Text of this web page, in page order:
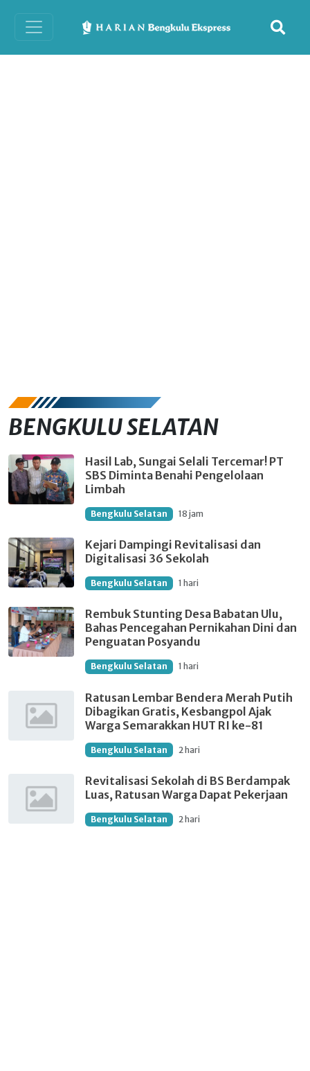
BENGKULU SELATAN
Hasil Lab, Sungai Selali Tercemar! PT
SBS Diminta Benahi Pengelolaan
Limbah
Bengkulu Selatan 18 jam
Kejari Dampingi Revitalisasi dan
Digitalisasi 36 Sekolah
Bengkulu Selatan 1 hari
Rembuk Stunting Desa Babatan Ulu,
Bahas Pencegahan Pernikahan Dini dan
Penguatan Posyandu
Bengkulu Selatan 1 hari
Ratusan Lembar Bendera Merah Putih
Dibagikan Gratis, Kesbangpol Ajak
Warga Semarakkan HUT RI ke-81
Bengkulu Selatan 2 hari
Revitalisasi Sekolah di BS Berdampak
Luas, Ratusan Warga Dapat Pekerjaan
Bengkulu Selatan 2 hari